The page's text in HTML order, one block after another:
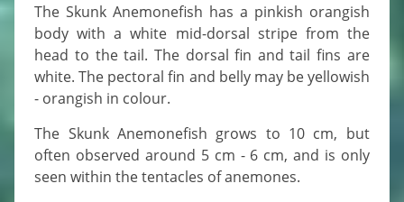
The Skunk Anemonefish has a pinkish orangish
body with a white mid-dorsal stripe from the
head to the tail. The dorsal fin and tail fins are
white. The pectoral fin and belly may be yellowish
- orangish in colour.
The Skunk Anemonefish grows to 10 cm, but
often observed around 5 cm - 6 cm, and is only
seen within the tentacles of anemones.